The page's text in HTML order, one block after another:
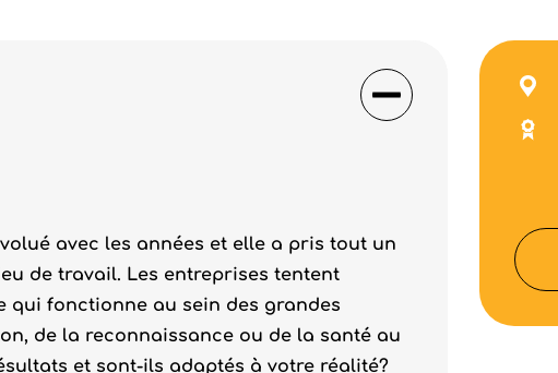
avec les années et elle a pris tout un
de travail. Les entreprises tentent
qui fonctionne au sein des grandes
de la reconnaissance ou de la santé au
et sont-ils adaptés à votre réalité?